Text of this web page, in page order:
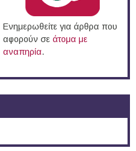
Ενημερωθείτε για άρθρα που
αφορούν σε άτομα με
αναπηρία.